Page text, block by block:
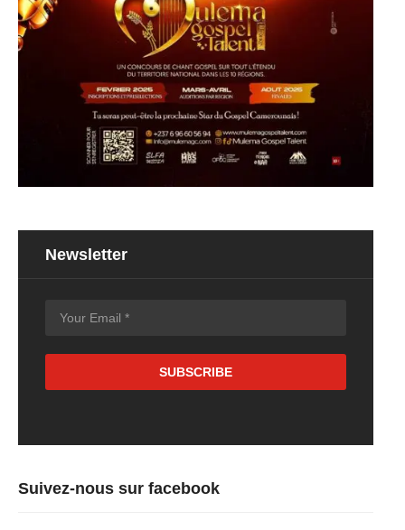
Newsletter
Suivez-nous sur facebook